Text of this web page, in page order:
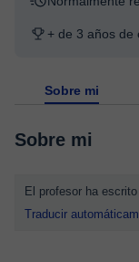
+ de 3 años de
Sobre mi
Sobre mi
El profesor ha
Traducir